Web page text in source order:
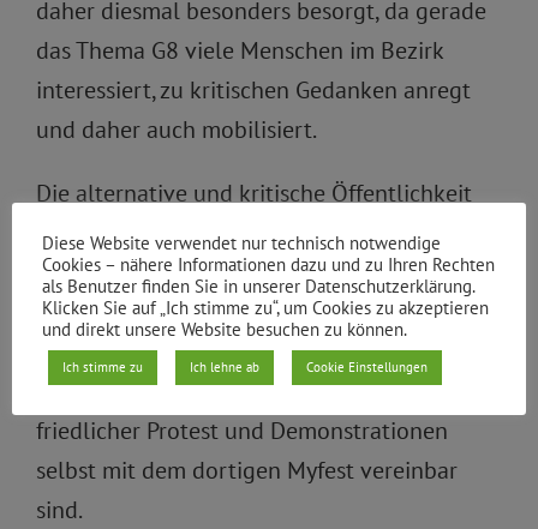
daher diesmal besonders besorgt, da gerade
das Thema G8 viele Menschen im Bezirk
interessiert, zu kritischen Gedanken anregt
und daher auch mobilisiert.
Die alternative und kritische Öffentlichkeit
mit ihren parteipolitisch nicht gebundenen
Personen aus der linken Bewegung sind
Bestandteil der Bevölkerungsstruktur von
Kreuzberg. Am 1. Mai dieses Jahren haben die
Menschen in diesem Bezirk gezeigt, dass
friedlicher Protest und Demonstrationen
selbst mit dem dortigen Myfest vereinbar
sind.
Diese Website verwendet nur technisch notwendige
Cookies – nähere Informationen dazu und zu Ihren Rechten
als Benutzer finden Sie in unserer Datenschutzerklärung.
Klicken Sie auf „Ich stimme zu“, um Cookies zu akzeptieren
und direkt unsere Website besuchen zu können.
Ich stimme zu Ich lehne ab Cookie Einstellungen